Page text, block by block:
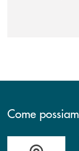
Come
Accedi all' elenco